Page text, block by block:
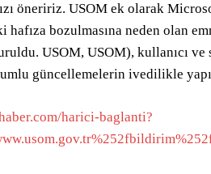
öneririz. USOM ek olarak
bozulmasına neden olan
USOM, USOM), kullanıcı
güncellemelerin ivedilikle
harici-baglanti?